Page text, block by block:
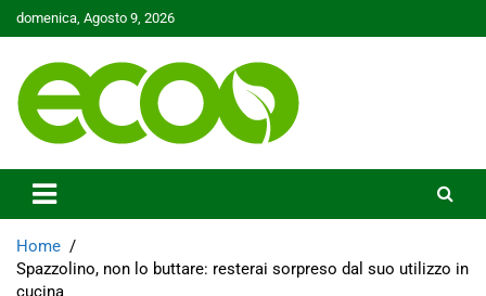
Skip
to
domenica, Agosto 9, 2026
Ecoo.it
Home
Spazzolino, non lo buttare: resterai sorpreso dal suo utilizzo in
cucina